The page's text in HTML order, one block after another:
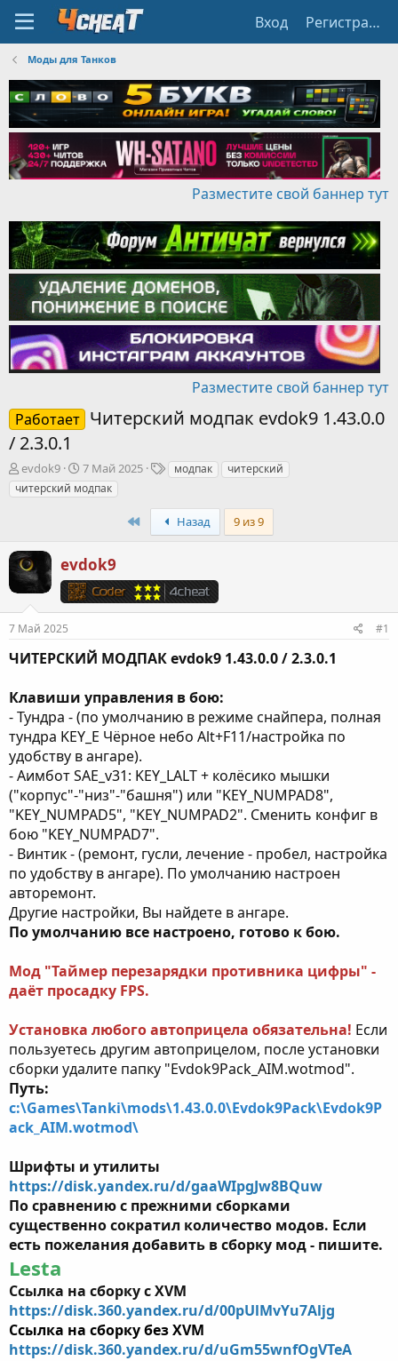
Вход Регистрация
Моды для Танков
Разместите свой баннер тут
Разместите свой баннер тут
Работает Читерский модпак evdok9 1.43.0.0
/ 2.3.0.1
А
в
т
т
е
м
ы
evdok9
Д
а
т
ч
а
л
а
7 Май 2025
Т
и
модпак
читерский
читерский модпак
First Назад 9 из 9
evdok9
7 Май 2025 #1
ЧИТЕРСКИЙ МОДПАК evdok9 1.43.0.0 / 2.3.0.1
Клавиши управления в бою:
- Тундра - (по умолчанию в режиме снайпера, полная
тундра KEY_E Чёрное небо Alt+F11/настройка по
удобству в ангаре).
- Аимбот SAE_v31: KEY_LALT + колёсико мышки
("корпус"-"низ"-"башня") или "KEY_NUMPAD8",
"KEY_NUMPAD5", "KEY_NUMPAD2". Сменить конфиг в
бою "KEY_NUMPAD7".
- Винтик - (ремонт, гусли, лечение - пробел, настройка
по удобству в ангаре). По умолчанию настроен
авторемонт.
Другие настройки, Вы найдете в ангаре.
По умолчанию все настроено, готово к бою.
Мод "Таймер перезарядки противника цифры" -
даёт просадку FPS.
Установка любого автоприцела обязательна! Если
пользуетесь другим автоприцелом, после установки
сборки удалите папку "Evdok9Pack_AIM.wotmod".
Путь:
c:\Games\Tanki\mods\1.43.0.0\Evdok9Pack\Evdok9P
ack_AIM.wotmod\
Шрифты и утилиты
https://disk.yandex.ru/d/gaaWIpgJw8BQuw
По сравнению с прежними сборками
существенно сократил количество модов. Если
есть пожелания добавить в сборку мод - пишите.
Lesta
Ссылка на сборку с XVM
https://disk.360.yandex.ru/d/00pUlMvYu7Aljg
Ссылка на сборкубез XVM
https://disk.360.yandex.ru/d/uGm55wnfOgVTeA